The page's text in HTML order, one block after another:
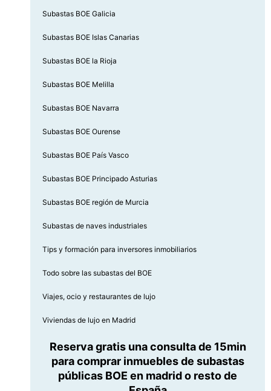
Subastas BOE Galicia
Subastas BOE Islas Canarias
Subastas BOE la Rioja
Subastas BOE Melilla
Subastas BOE Navarra
Subastas BOE Ourense
Subastas BOE País Vasco
Subastas BOE Principado Asturias
Subastas BOE región de Murcia
Subastas de naves industriales
Tips y formación para inversores inmobiliarios
Todo sobre las subastas del BOE
Viajes, ocio y restaurantes de lujo
Viviendas de lujo en Madrid
Reserva gratis una consulta de 15min
para comprar inmuebles de subastas
públicas BOE en madrid o resto de